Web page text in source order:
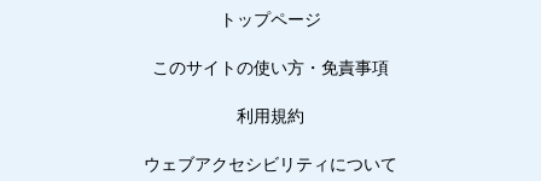
トップページ
このサイトの使い方・免責事項
利用規約
ウェブアクセシビリティについて